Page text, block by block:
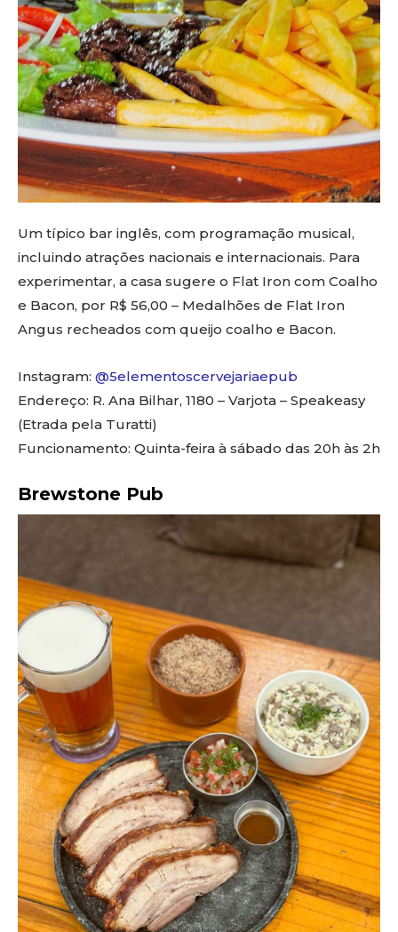
Um típico bar inglês, com programação musical,
incluindo atrações nacionais e internacionais. Para
experimentar, a casa sugere o Flat Iron com Coalho
e Bacon, por R$ 56,00 – Medalhões de Flat Iron
Angus recheados com queijo coalho e Bacon.
Instagram: @5elementoscervejariaepub
Endereço: R. Ana Bilhar, 1180 – Varjota – Speakeasy
(Etrada pela Turatti)
Funcionamento: Quinta-feira à sábado das 20h às 2h
Brewstone Pub